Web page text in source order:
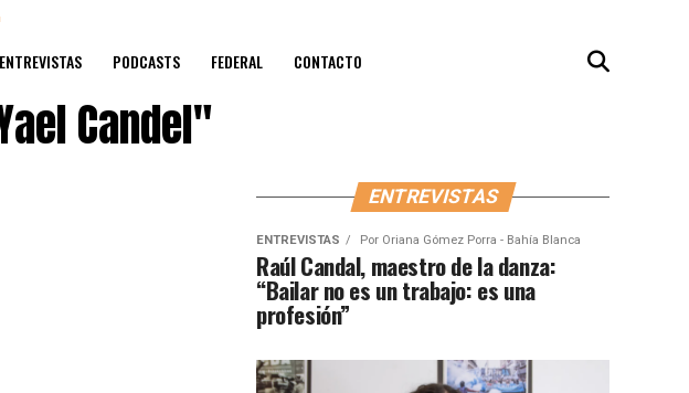
ENTREVISTAS PODCASTS FEDERAL CONTACTO
Candel"
ENTREVISTAS
ENTREVISTAS Por Oriana Gómez Porra - Bahía Blanca
Raúl Candal, maestro de la danza:
“Bailar no es un trabajo: es una
profesión”